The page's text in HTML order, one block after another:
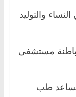
والتوليد
مستشفى
مساعد طب